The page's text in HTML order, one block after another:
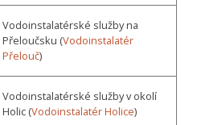
Vodoinstalatérské služby na
Přeloučsku (Vodoinstalatér
Přelouč)
Vodoinstalatérské služby v okolí
Holic (Vodoinstalatér Holice)